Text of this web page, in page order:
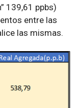
139,61 ppbs)
entre las
las mismas.